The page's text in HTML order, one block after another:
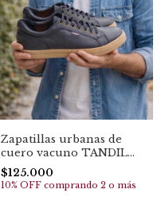
Zapatillas urbanas de
cuero vacuno TANDIL
(1111) TOP EN VENTAS
$125.000
10% OFF comprando 2 o más